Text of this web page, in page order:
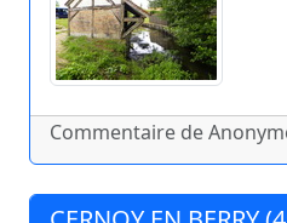
Commentaire de